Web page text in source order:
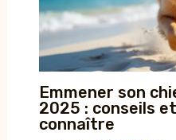
Emmener son
2025 : conseils
connaître